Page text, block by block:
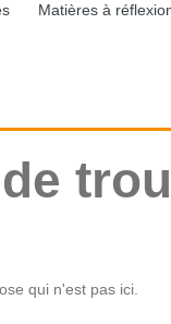
Matières à
qui n'est pas ici.